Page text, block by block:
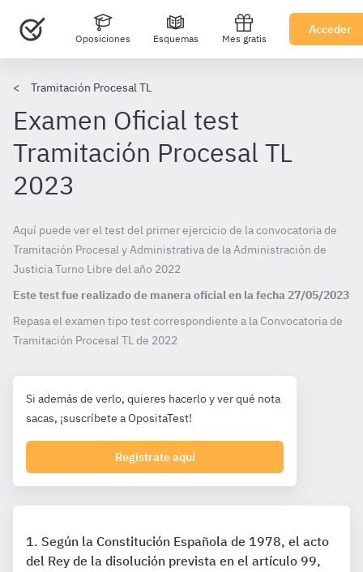
Oposiciones Esquemas Mes gratis
Acceder
Tramitación Procesal TL
Examen Oficial test
Tramitación Procesal TL
2023
Aquí puede ver el test del primer ejercicio de la convocatoria de
Tramitación Procesal y Administrativa de la Administración de
Justicia Turno Libre del año 2022
Este test fue realizado de manera oficial en la fecha 27/05/2023
Repasa el examen tipo test correspondiente a la Convocatoria de
Tramitación Procesal TL de 2022
Si además de verlo, quieres hacerlo y ver qué nota
sacas, ¡suscríbete a OpositaTest!
Registrate aquí
Según la Constitución Española de 1978, el acto
del Rey de la disolución prevista en el artículo 99,